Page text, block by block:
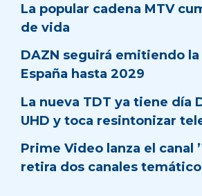
La popular cadena MTV
de vida
DAZN seguirá emitiendo la
España hasta 2029
La nueva TDT ya tiene día
UHD y toca resintonizar
Prime Video lanza el canal
retira dos canales